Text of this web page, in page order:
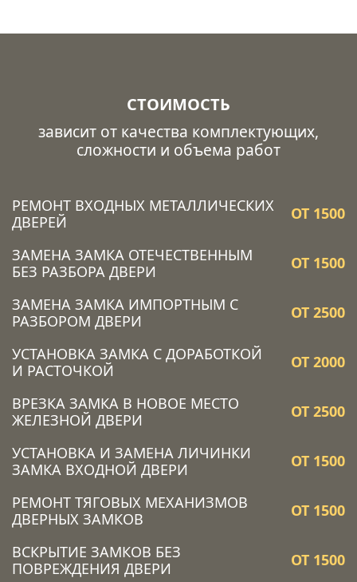
СТОИМОСТЬ
зависит от качества комплектующих,
сложности и объема работ
РЕМОНТ ВХОДНЫХ МЕТАЛЛИЧЕСКИХ
ДВЕРЕЙ
ОТ 1500
ЗАМЕНА ЗАМКА ОТЕЧЕСТВЕННЫМ
БЕЗ РАЗБОРА ДВЕРИ
ОТ 1500
ЗАМЕНА ЗАМКА ИМПОРТНЫМ С
РАЗБОРОМ ДВЕРИ
ОТ 2500
УСТАНОВКА ЗАМКА C ДОРАБОТКОЙ
И РАСТОЧКОЙ
ОТ 2000
ВРЕЗКА ЗАМКА В НОВОЕ МЕСТО
ЖЕЛЕЗНОЙ ДВЕРИ
ОТ 2500
УСТАНОВКА И ЗАМЕНА ЛИЧИНКИ
ЗАМКА ВХОДНОЙ ДВЕРИ
ОТ 1500
РЕМОНТ ТЯГОВЫХ МЕХАНИЗМОВ
ДВЕРНЫХ ЗАМКОВ
ОТ 1500
ВСКРЫТИЕ ЗАМКОВ БЕЗ
ПОВРЕЖДЕНИЯ ДВЕРИ
ОТ 1500